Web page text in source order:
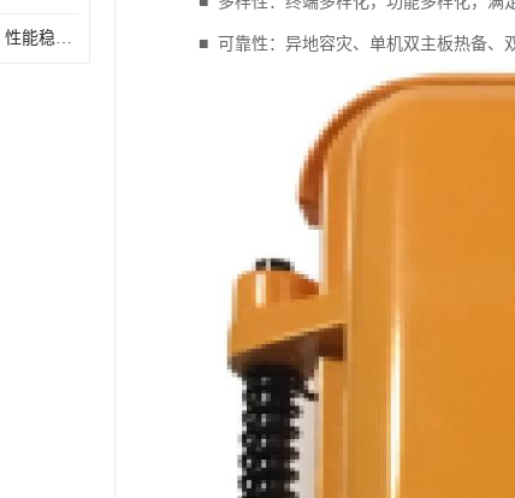
清远数字IP广播功放 性能稳定 传输距离远 ■ 可靠性：异地容灾、单机双主板热备、